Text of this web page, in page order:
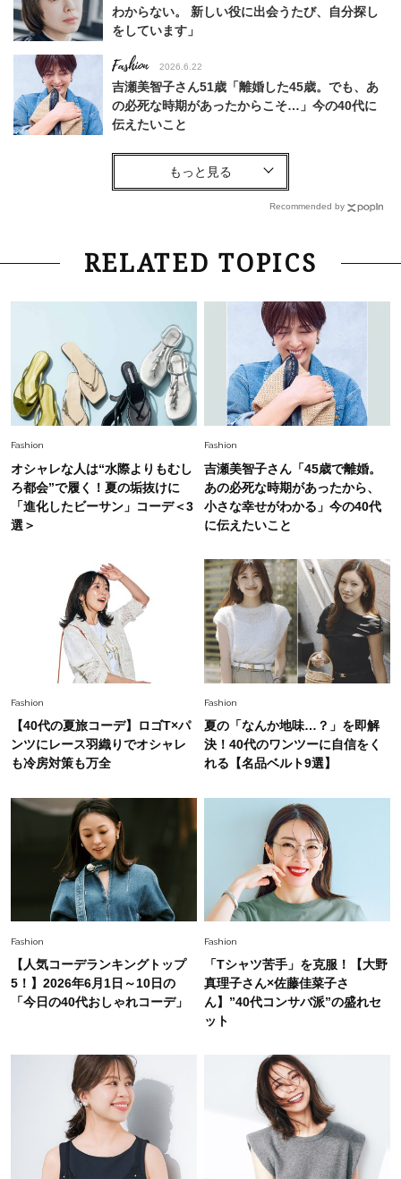
わからない。 新しい役に出会うたび、自分探し
をしています」
Fashion 2026.6.22
吉瀬美智子さん51歳「離婚した45歳。でも、あ
の必死な時期があったからこそ…」今の40代に
伝えたいこと
Fashion
【40代コンサバ派】白Tシャツは「パール×ゴー
Lifestyle 2026.7.29
「お若いですね」は褒め言葉？“若い＝美しい”と
Lifestyle 2026.8.6
26年夏の【開運アクション】は”ひと拭き”習
慣！「金運アップ→トイレ、じゃあ底上げ運
は？」
中村ゆりさん「40代になり、やっと“仕事以外の
幸福感”に目が向いた」ライフスタイルも、服も
白黒でもこんなに華やぐ！40代、夏の「甘めト
ップス×パンツ」コーデ〈3選〉
Fashion
40代の夏通勤はこれ１着！「きちんと感」も
「オシャレ」も整うトレンドトップス〈4選〉
Fashion 2026.5.29
今、40代の「メガネ＆サングラス」のトレンド
に更新あり！“黒ぶち以外”が新定番に
Fashion
オシャレ40代の【ワンピ＆オールインワン】最
旬着こなし3選。地味見え回避のコツは「バッグ
選び」！
Fashion 2026.7.31
Fashion 2026.7.9
スタイリストが本気で推す！40代がほどよく華
Fashion
26年夏は「小ぶり」が大流行中！人と被らない
【最旬かごバッグ】6選
Recommended by
RELATED TOPICS
Fashion
オシャレな人は“水際よりもむし
ろ都会”で履く！夏の垢抜けに
「進化したビーサン」コーデ＜3
選＞
Fashion
吉瀬美智子さん「45歳で離婚。
あの必死な時期があったから、
小さな幸せがわかる」今の40代
に伝えたいこと
Fashion
【40代の夏旅コーデ】ロゴT×パ
ンツにレース羽織りでオシャレ
も冷房対策も万全
Fashion
夏の「なんか地味…？」を即解
決！40代のワンツーに自信をく
れる【名品ベルト9選】
Fashion
【人気コーデランキングトップ
5！】2026年6月1日～10日の
「今日の40代おしゃれコーデ」
Fashion
「Tシャツ苦手」を克服！【大野
真理子さん×佐藤佳菜子さ
ん】”40代コンサバ派”の盛れセ
ット